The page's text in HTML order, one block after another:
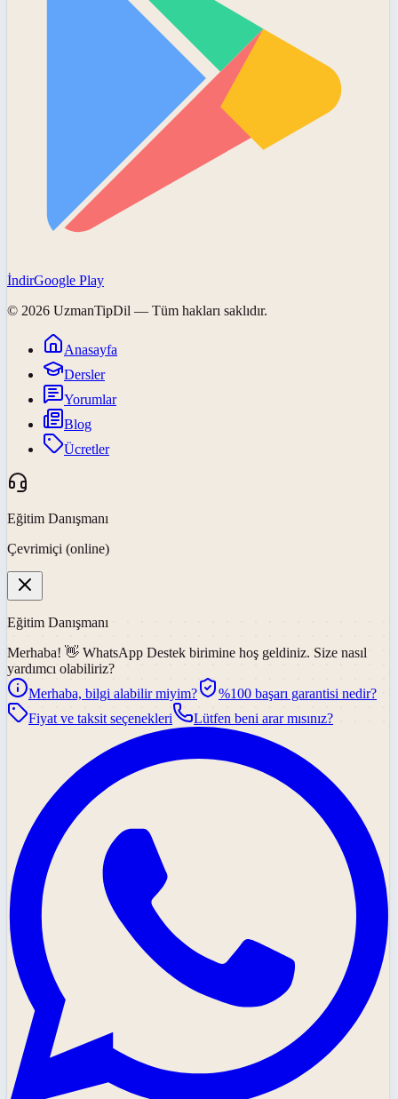
İndirGoogle Play
© 2026 UzmanTipDil — Tüm hakları saklıdır.
Anasayfa
Dersler
Yorumlar
Blog
Ücretler
Eğitim Danışmanı
Çevrimiçi (online)
Eğitim Danışmanı
Merhaba! 👋 WhatsApp Destek birimine hoş geldiniz. Size nasıl
yardımcı olabiliriz?
Merhaba, bilgi alabilir miyim?
%100 başarı garantisi nedir?
Fiyat ve taksit seçenekleri
Lütfen beni arar mısınız?